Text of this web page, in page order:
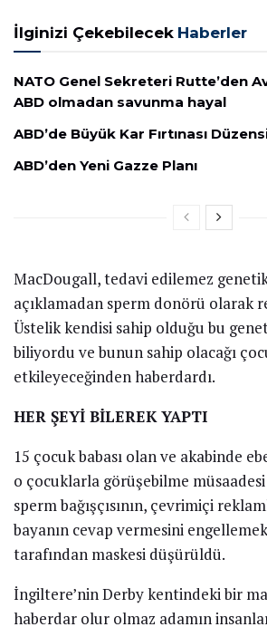
İlginizi Çekebilecek Haberler
NATO Genel Sekreteri Rutte’den
ABD olmadan savunma hayal
ABD’de Büyük Kar Fırtınası
ABD’den Yeni Gazze Planı
MacDougall, tedavi edilemez
açıklamadan sperm donörü olarak
Üstelik kendisi sahip olduğu bu
biliyordu ve bunun sahip olacağı
etkileyeceğinden haberdardı.
HER ŞEYİ BİLEREK YAPTI
15 çocuk babası olan ve akabinde
o çocuklarla görüşebilme
sperm bağışçısının, çevrimiçi
bayanın cevap vermesini
tarafından maskesi düşürüldü.
İngiltere’nin Derby kentindeki bir
haberdar olur olmaz adamın